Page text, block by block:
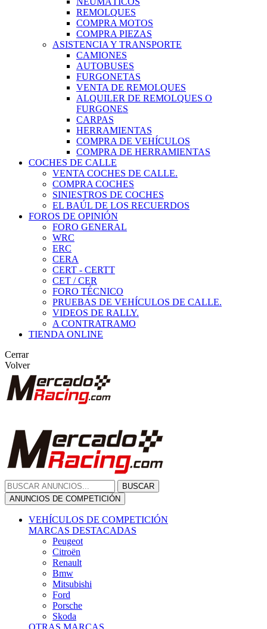
REMOLQUES
COMPRA MOTOS
COMPRA PIEZAS
ASISTENCIA Y TRANSPORTE
CAMIONES
AUTOBUSES
FURGONETAS
VENTA DE REMOLQUES
ALQUILER DE REMOLQUES O
FURGONES
CARPAS
HERRAMIENTAS
COMPRA DE VEHÍCULOS
COMPRA DE HERRAMIENTAS
COCHES DE CALLE
VENTA COCHES DE CALLE.
COMPRA COCHES
SINIESTROS DE COCHES
EL BAÚL DE LOS RECUERDOS
FOROS DE OPINIÓN
FORO GENERAL
WRC
ERC
CERA
CERT - CERTT
CET / CER
FORO TÉCNICO
PRUEBAS DE VEHÍCULOS DE CALLE.
VIDEOS DE RALLY.
A CONTRATRAMO
TIENDA ONLINE
Cerrar
Volver
BUSCAR
ANUNCIOS DE COMPETICIÓN
VEHÍCULOS DE COMPETICIÓN
MARCAS DESTACADAS
Peugeot
Citroën
Renault
Bmw
Mitsubishi
Ford
Porsche
Skoda
OTRAS MARCAS
Subaru